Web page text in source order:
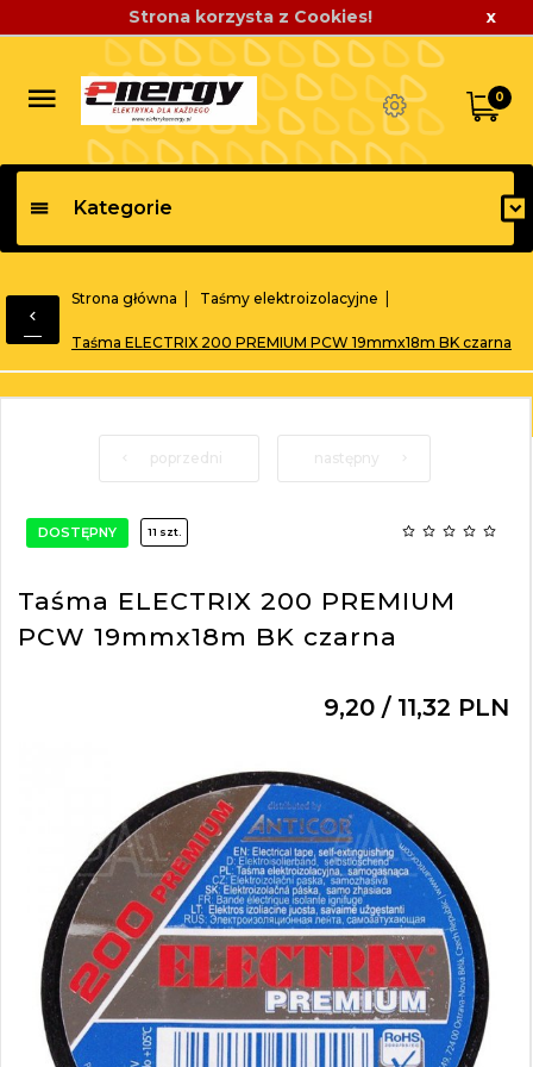
Strona korzysta z Cookies! x
0
Kategorie
Strona główna Taśmy elektroizolacyjne
Taśma ELECTRIX 200 PREMIUM PCW 19mmx18m BK czarna
poprzedni następny
DOSTĘPNY 11 szt.
Taśma ELECTRIX 200 PREMIUM
PCW 19mmx18m BK czarna
9,20 / 11,32 PLN